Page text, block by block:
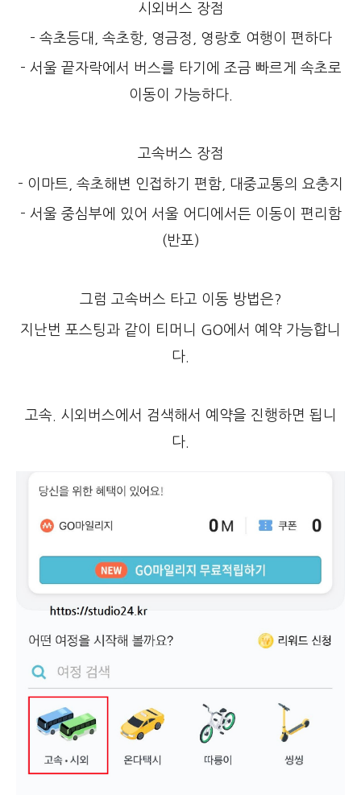
시외버스 장점
- 속초등대, 속초항, 영금정, 영랑호 여행이 편하다
- 서울 끝자락에서 버스를 타기에 조금 빠르게 속초로
이동이 가능하다.
고속버스 장점
- 이마트, 속초해변 인접하기 편함, 대중교통의 요충지
- 서울 중심부에 있어 서울 어디에서든 이동이 편리함
(반포)
그럼 고속버스 타고 이동 방법은?
지난번 포스팅과 같이 티머니 GO에서 예약 가능합니
다.
고속. 시외버스에서 검색해서 예약을 진행하면 됩니
다.